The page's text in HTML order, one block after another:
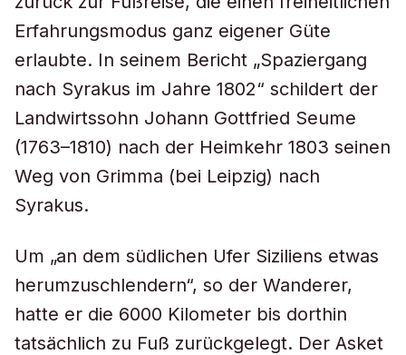
Erfahrungsmodus ganz eigener Güte
erlaubte. In seinem Bericht „Spaziergang
nach Syrakus im Jahre 1802“ schildert der
Landwirtssohn Johann Gottfried Seume
(1763–1810) nach der Heimkehr 1803 seinen
Weg von Grimma (bei Leipzig) nach
Syrakus.
Um „an dem südlichen Ufer Siziliens etwas
herumzuschlendern“, so der Wanderer,
hatte er die 6000 Kilometer bis dorthin
tatsächlich zu Fuß zurückgelegt. Der Asket